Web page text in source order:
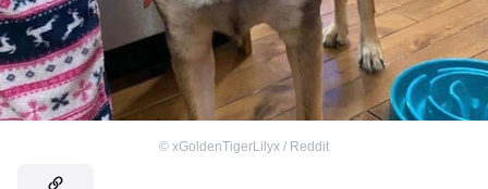
© xGoldenTigerLilyx / Reddit